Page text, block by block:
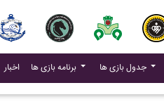
اخبار(current) برنامه بازی ها جدول بازی ها